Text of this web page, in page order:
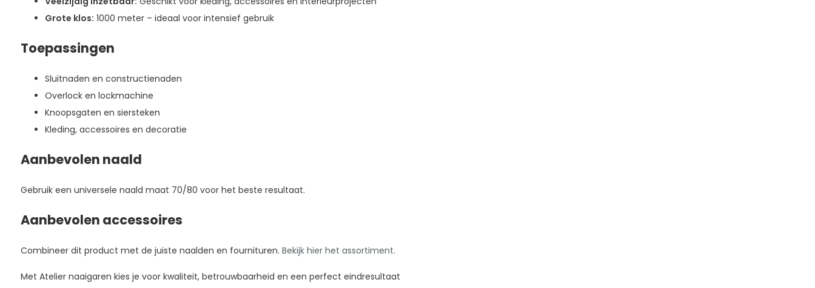
Grote klos: 1000 meter – ideaal voor intensief gebruik
Toepassingen
Sluitnaden en constructienaden
Overlock en lockmachine
Knoopsgaten en siersteken
Kleding, accessoires en decoratie
Aanbevolen naald
Gebruik een universele naald maat 70/80 voor het beste resultaat.
Aanbevolen accessoires
Combineer dit product met de juiste naalden en fournituren. Bekijk hier het assortiment.
Met Atelier naaigaren kies je voor kwaliteit, betrouwbaarheid en een perfect eindresultaat